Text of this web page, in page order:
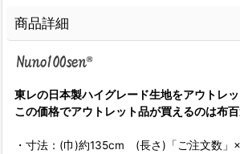
商品詳細
東レの日本製ハイグレード生地をアウトレッ
この価格でアウトレット品が買えるのは布百
・寸法：(巾)約135cm (長さ)「ご注文数